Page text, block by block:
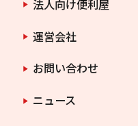
法人向け便利屋
運営会社
お問い合わせ
ニュース